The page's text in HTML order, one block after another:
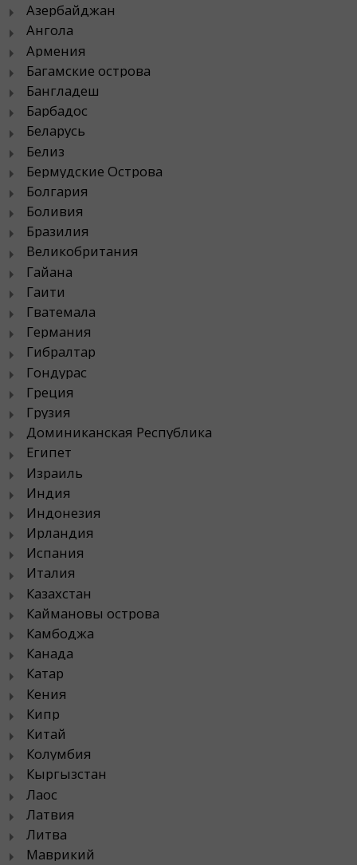
Азербайджан
Ангола
Армения
Багамские острова
Бангладеш
Барбадос
Беларусь
Белиз
Бермудские Острова
Болгария
Боливия
Бразилия
Великобритания
Гайана
Гаити
Гватемала
Германия
Гибралтар
Гондурас
Греция
Грузия
Доминиканская Республика
Египет
Израиль
Индия
Индонезия
Ирландия
Испания
Италия
Казахстан
Каймановы острова
Камбоджа
Канада
Катар
Кения
Кипр
Китай
Колумбия
Кыргызстан
Лаос
Латвия
Литва
Маврикий